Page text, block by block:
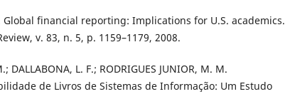
Global financial reporting: Implications for U.S. academics.
v. 83, n. 5, p. 1159–1179, 2008.
DALLABONA, L. F.; RODRIGUES JUNIOR, M. M.
de Livros de Sistemas de Informação: Um Estudo